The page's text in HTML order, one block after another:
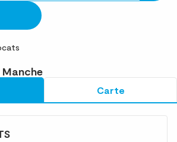
Carte